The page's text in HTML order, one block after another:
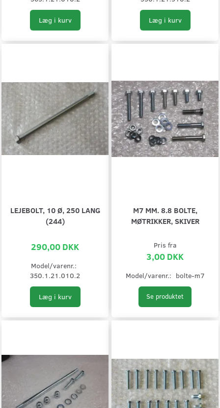
Læg i kurv Læg i kurv
LEJEBOLT, 10 Ø, 250 LANG
(244)
290,00 DKK
Model/varenr.:
350.1.21.010.2
Læg i kurv
M7 MM. 8.8 BOLTE,
MØTRIKKER, SKIVER
Pris fra
3,00 DKK
Model/varenr.: bolte-m7
Se produktet